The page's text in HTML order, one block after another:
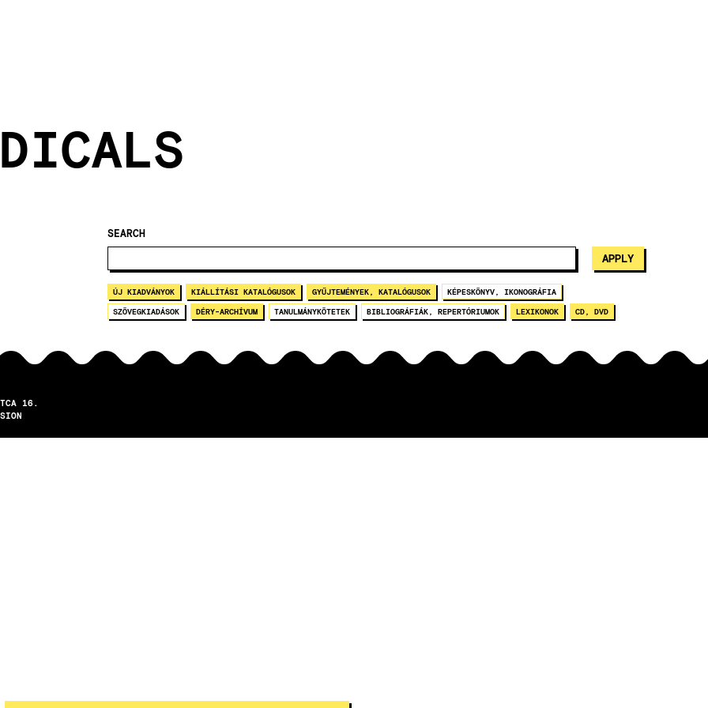
SEARCH
ÚJ KIADVÁNYOK KIÁLLÍTÁSI KATALÓGUSOK GYŰJTEMÉNYEK, KATALÓGUSOK KÉPESKÖNYV, IKONOGRÁFIA
SZÖVEGKIADÁSOK DÉRY-ARCHÍVUM TANULMÁNYKÖTETEK BIBLIOGRÁFIÁK, REPERTÓRIUMOK LEXIKONOK CD, DVD
16.